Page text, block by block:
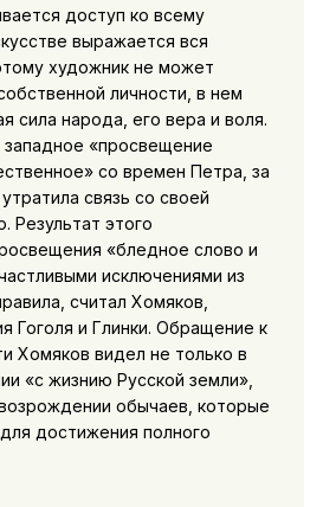
доступ ко всему
выражается вся
художник не может
личности, в нем
сила народа, его вера и воля.
«просвещение
со времен Петра, за
связь со своей
Результат этого
«бледное слово и
исключениями из
считал Хомяков,
Гоголя и Глинки. Обращение к
Хомяков видел не только в
«с жизнию Русской земли»,
обычаев, которые
достижения полного